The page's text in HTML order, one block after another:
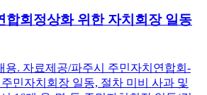
합회정상화 위한 자치회장 일동
용. 자료제공/파주시 주민자치연합회-
주민자치회장 일동, 절차 미비 사과 및